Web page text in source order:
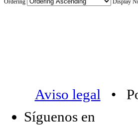
Ordering Display
Aviso legal •
Síguenos en